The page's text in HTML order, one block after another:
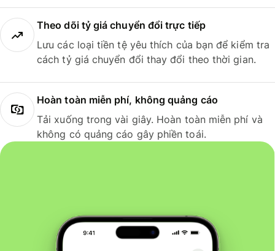
Theo dõi tỷ giá chuyển đổi trực tiếp
Lưu các loại tiền tệ yêu thích của bạn để kiểm tra
cách tỷ giá chuyển đổi thay đổi theo thời gian.
Hoàn toàn miễn phí, không quảng cáo
Tải xuống trong vài giây. Hoàn toàn miễn phí và
không có quảng cáo gây phiền toái.